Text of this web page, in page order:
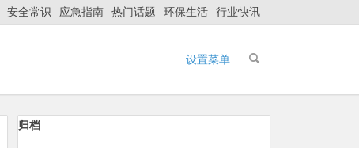
安全常识 应急指南 热门话题 环保生活 行业快讯
设置菜单
归档